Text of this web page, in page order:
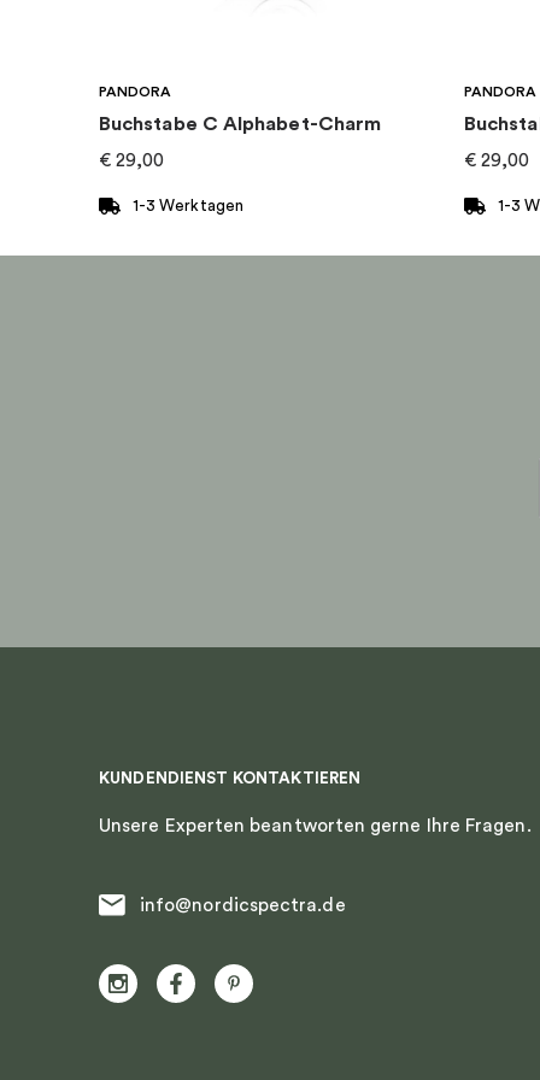
PANDORA
Buchstabe C Alphabet-Charm
€ 29,00
1-3 Werktagen
PANDORA
€ 29,00
1-3
KUNDENDIENST KONTAKTIEREN
Unsere Experten beantworten gerne Ihre Fragen.
info@nordicspectra.de